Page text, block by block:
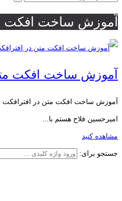
آموزش ساخت افکت
آموزش ساخت افکت
آموزش ساخت افکت متن در افترافکت
امیرحسین فلاح هستم با...
مشاهده کنید
جستجو برای: